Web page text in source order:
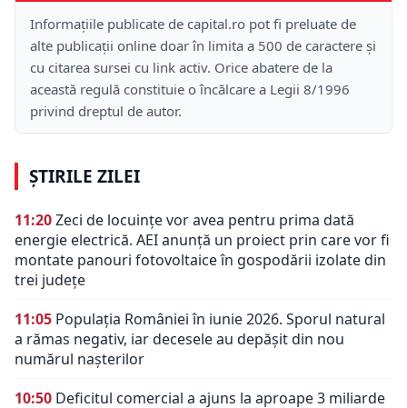
Informațiile publicate de capital.ro pot fi preluate de
alte publicații online doar în limita a 500 de caractere și
cu citarea sursei cu link activ. Orice abatere de la
această regulă constituie o încălcare a Legii 8/1996
privind dreptul de autor.
ȘTIRILE ZILEI
11:20Zeci de locuințe vor avea pentru prima dată
energie electrică. AEI anunță un proiect prin care vor fi
montate panouri fotovoltaice în gospodării izolate din
trei județe
11:05 Populația României în iunie 2026. Sporul natural
a rămas negativ, iar decesele au depășit din nou
numărul nașterilor
10:50 Deficitul comercial a ajuns la aproape 3 miliarde